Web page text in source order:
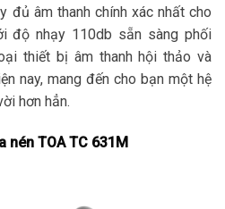
đủ âm thanh chính xác nhất cho
độ nhạy 110db sẵn sàng phối
thiết bị âm thanh hội thảo và
nay, mang đến cho bạn một hệ
hơn hẳn.
nén TOA TC 631M